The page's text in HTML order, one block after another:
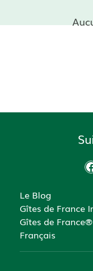
Le Blog
Gîtes de France
Gîtes de
Français